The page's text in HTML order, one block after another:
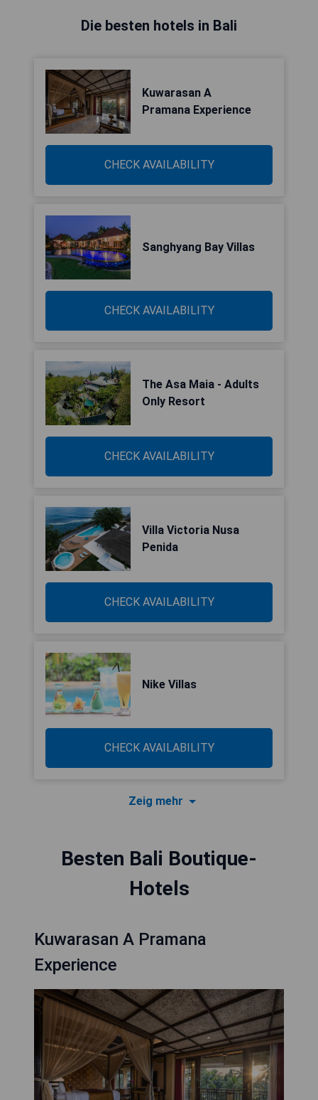
Die besten hotels in Bali
Kuwarasan A
Pramana Experience
CHECK AVAILABILITY
Sanghyang Bay Villas
CHECK AVAILABILITY
The Asa Maia - Adults
Only Resort
CHECK AVAILABILITY
Villa Victoria Nusa
Penida
CHECK AVAILABILITY
Nike Villas
CHECK AVAILABILITY
Zeig mehr
Besten Bali Boutique-
Hotels
Kuwarasan A Pramana
Experience